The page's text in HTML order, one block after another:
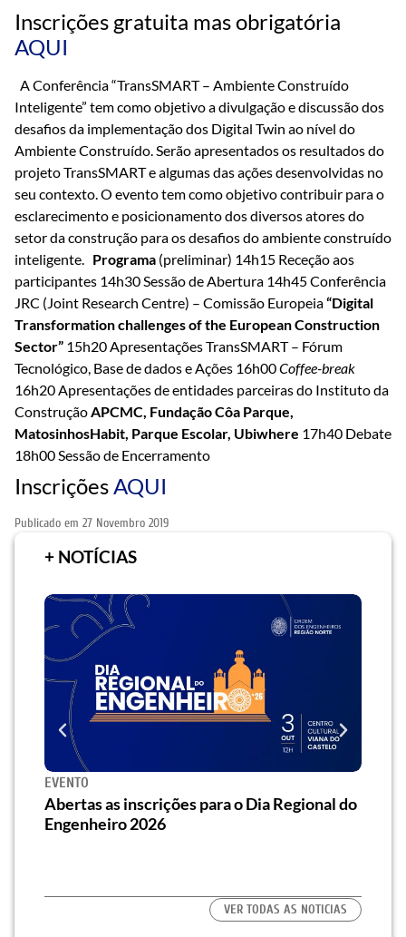
Inscrições gratuita mas obrigatória
AQUI
A Conferência “TransSMART – Ambiente Construído
Inteligente” tem como objetivo a divulgação e discussão dos
desafios da implementação dos Digital Twin ao nível do
Ambiente Construído. Serão apresentados os resultados do
projeto TransSMART e algumas das ações desenvolvidas no
seu contexto. O evento tem como objetivo contribuir para o
esclarecimento e posicionamento dos diversos atores do
setor da construção para os desafios do ambiente construído
inteligente. Programa (preliminar) 14h15 Receção aos
participantes 14h30 Sessão de Abertura 14h45 Conferência
JRC (Joint Research Centre) – Comissão Europeia“Digital
Transformation challenges of the European Construction
Sector” 15h20 Apresentações TransSMART – Fórum
Tecnológico, Base de dados e Ações 16h00Coffee-break
16h20 Apresentações de entidades parceiras do Instituto da
Construção APCMC, Fundação Côa Parque,
MatosinhosHabit, Parque Escolar, Ubiwhere 17h40 Debate
18h00 Sessão de Encerramento
Inscrições AQUI
Publicado em 27 Novembro 2019
+ NOTÍCIAS
para o Dia Regional do
Seminário] Saiba
VER TODAS AS NOTICIAS